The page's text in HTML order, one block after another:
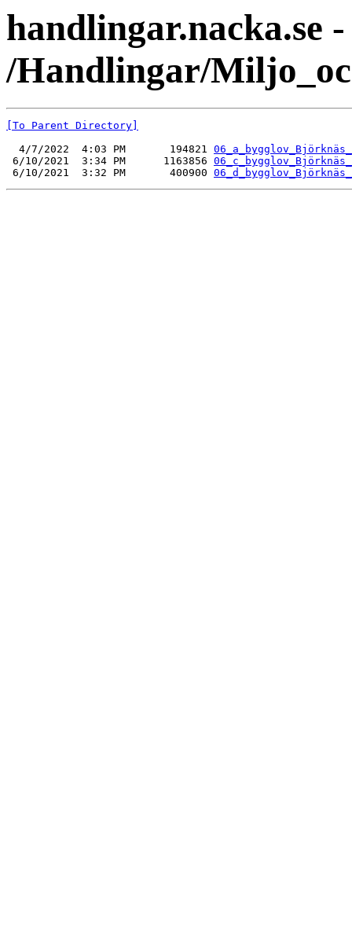
handlingar.nacka.se -
/Handlingar/
[To Parent Directory]
  4/7/2022  4:03 PM       194821
6/10/2021  3:34 PM      1163856
6/10/2021  3:32 PM       400900